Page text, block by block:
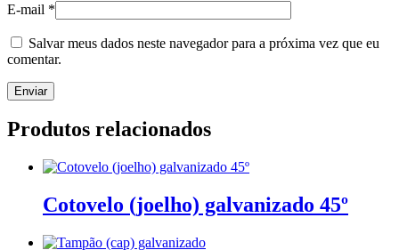
E-mail *
Salvar meus dados neste navegador para a próxima vez que eu
comentar.
Produtos relacionados
Cotovelo (joelho) galvanizado 45º